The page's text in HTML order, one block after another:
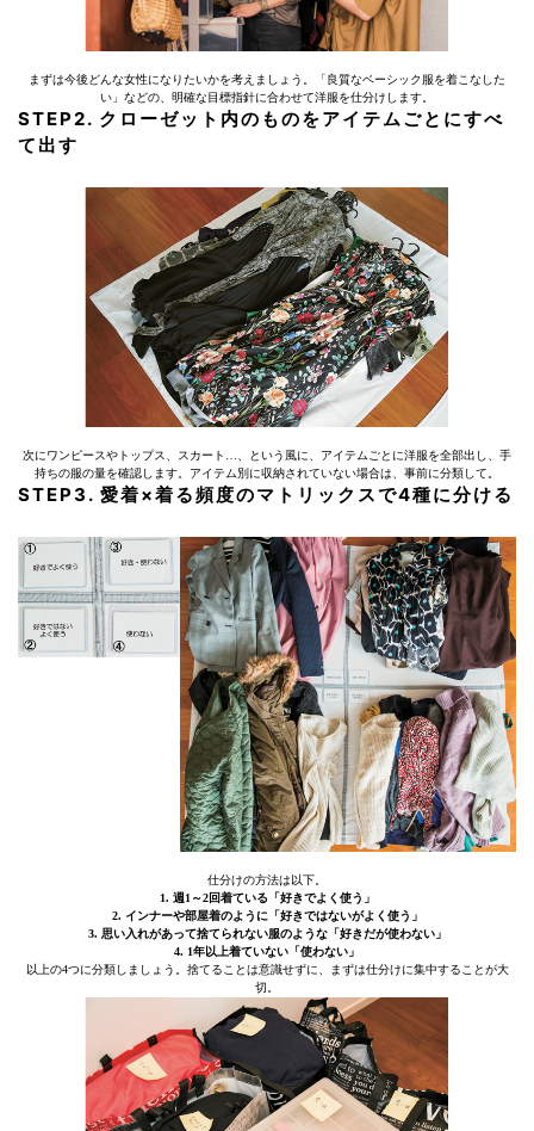
まずは今後どんな女性になりたいかを考えましょう。「良質なベーシック服を着こなした
い」などの、明確な目標指針に合わせて洋服を仕分けします。
STEP2. クローゼット内のものをアイテムごとにすべ
て出す
次にワンピースやトップス、スカート…、という風に、アイテムごとに洋服を全部出し、手
持ちの服の量を確認します。アイテム別に収納されていない場合は、事前に分類して。
STEP3. 愛着×着る頻度のマトリックスで4種に分ける
仕分けの方法は以下。
1. 週1～2回着ている「好きでよく使う」
2. インナーや部屋着のように「好きではないがよく使う」
3. 思い入れがあって捨てられない服のような「好きだが使わない」
4. 1年以上着ていない「使わない」
以上の4つに分類しましょう。捨てることは意識せずに、まずは仕分けに集中することが大
切。